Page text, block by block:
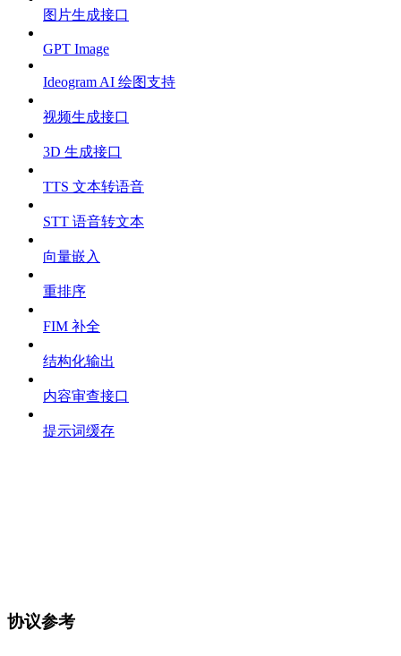
图片生成接口
GPT Image
Ideogram AI 绘图支持
视频生成接口
3D 生成接口
TTS 文本转语音
STT 语音转文本
向量嵌入
重排序
FIM 补全
结构化输出
内容审查接口
提示词缓存
协议参考